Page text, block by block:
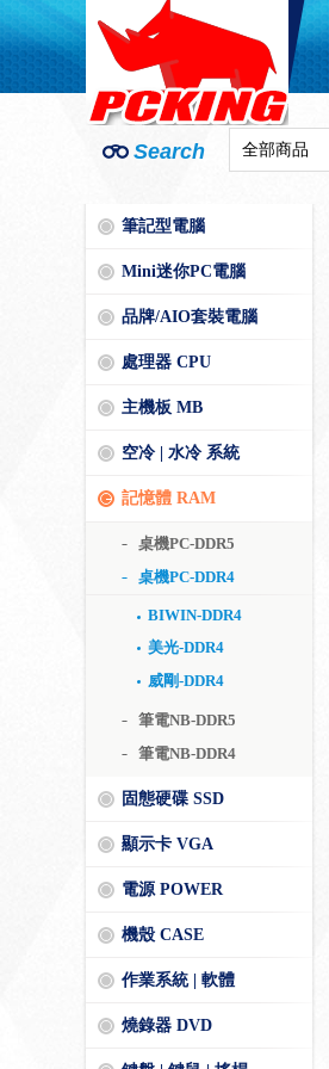
Search
筆記型電腦
Mini迷你PC電腦
品牌/AIO套裝電腦
處理器 CPU
主機板 MB
空冷 | 水冷 系統
記憶體 RAM
桌機PC-DDR5
桌機PC-DDR4
BIWIN-DDR4
美光-DDR4
威剛-DDR4
筆電NB-DDR5
筆電NB-DDR4
固態硬碟 SSD
顯示卡 VGA
電源 POWER
機殼 CASE
作業系統 | 軟體
燒錄器 DVD